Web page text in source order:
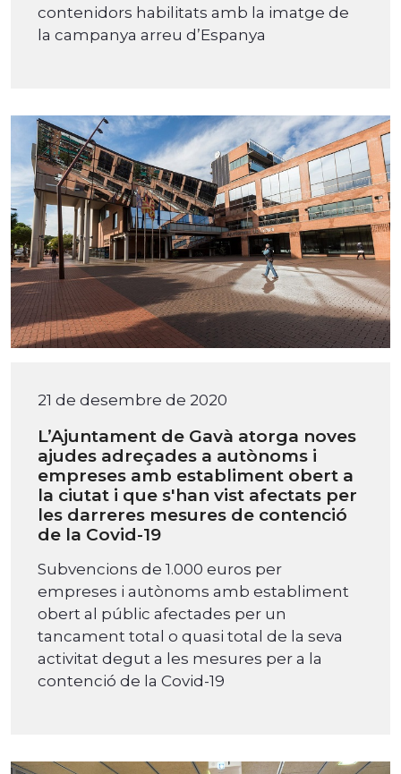
contenidors habilitats amb la imatge de
la campanya arreu d’Espanya
21 de desembre de 2020
L’Ajuntament de Gavà atorga noves
ajudes adreçades a autònoms i
empreses amb establiment obert a
la ciutat i que s'han vist afectats per
les darreres mesures de contenció
de la Covid-19
Subvencions de 1.000 euros per
empreses i autònoms amb establiment
obert al públic afectades per un
tancament total o quasi total de la seva
activitat degut a les mesures per a la
contenció de la Covid-19